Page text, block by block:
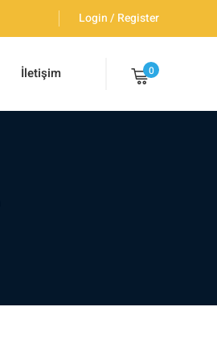
Login / Register
İletişim 0